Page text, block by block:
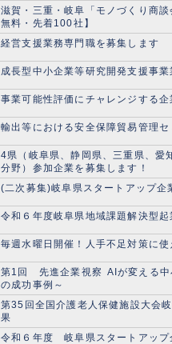
滋賀・三重・岐阜「モノづくり商
無料・先着100社】
経営支援業務専門職を募集します
成長型中小企業等研究開発支援事
事業可能性評価にチャレンジする
輸出等における安全保障貿易管理
4県（岐阜県、静岡県、三重県、
分野）参加企業を募集します！
(二次募集)岐阜県スタートアップ
令和６年度岐阜県地域課題解決型
毎週水曜日開催！人手不足対策に
第1回 先進企業視察 AIが変える
の成功事例～
第35回全国介護老人保健施設大
果
令和６年度 岐阜県スタートアッ